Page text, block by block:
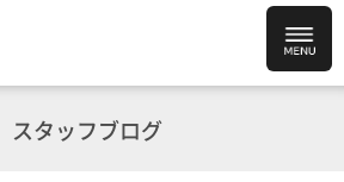
スタッフブログ